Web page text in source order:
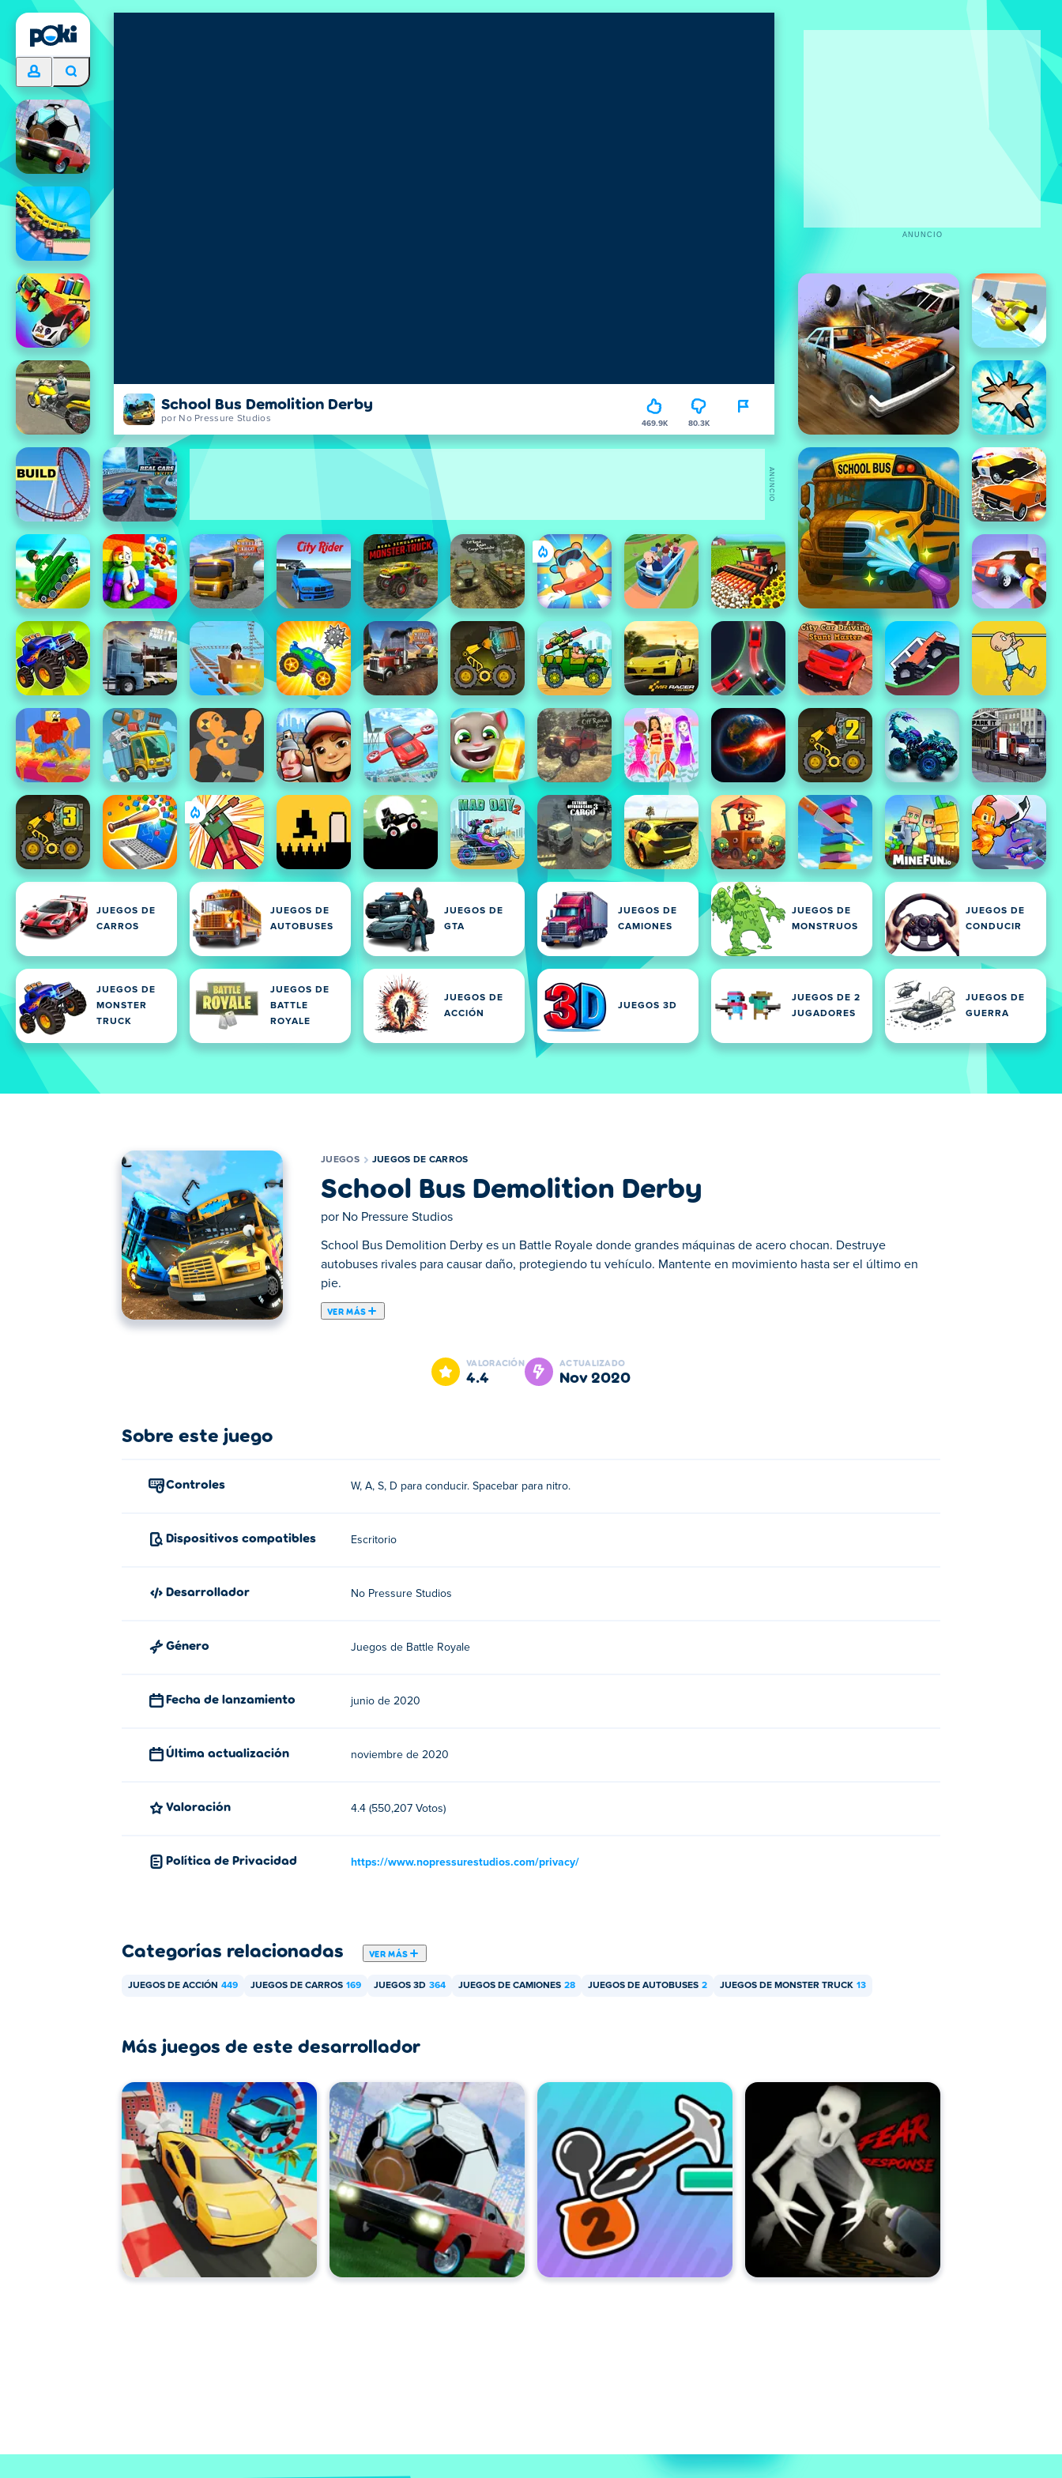
School Bus Demolition Derby
por No Pressure Studios 469.9K 80.3K
JUEGOS DE
CARROS
JUEGOS DE
AUTOBUSES
JUEGOS DE
GTA
JUEGOS DE
CAMIONES
JUEGOS DE
MONSTRUOS
JUEGOS DE
CONDUCIR
JUEGOS DE
MONSTER
TRUCK
JUEGOS DE
BATTLE
ROYALE
JUEGOS DE
ACCIÓN
JUEGOS 3D
JUEGOS DE 2
JUGADORES
JUEGOS DE
GUERRA
ANUNCIO
ANUNCIO
JUEGOS JUEGOS DE CARROS
School Bus Demolition Derby
por No Pressure Studios
School Bus Demolition Derby es un Battle Royale donde grandes máquinas de acero chocan. Destruye
autobuses rivales para causar daño, protegiendo tu vehículo. Mantente en movimiento hasta ser el último en
pie.
VER MÁS
Aquí puedes jugar a School Bus Demolition Derby. School Bus Demolition Derby es uno de nuestros Juegos de Carros seleccionados.
VALORACIÓN
4.4
ACTUALIZADO
nov 2020
Sobre este juego
Controles W, A, S, D para conducir. Spacebar para nitro.
Dispositivos compatibles Escritorio
Desarrollador No Pressure Studios
Género Juegos de Battle Royale
Fecha de lanzamiento junio de 2020
Última actualización noviembre de 2020
Valoración 4.4 (550,207 Votos)
Política de Privacidad https://www.nopressurestudios.com/privacy/
Categorías relacionadas VER MÁS
JUEGOS DE ACCIÓN 449 JUEGOS DE CARROS 169 JUEGOS 3D 364 JUEGOS DE CAMIONES 28 JUEGOS DE AUTOBUSES 2 JUEGOS DE MONSTER TRUCK 13
Más juegos de este desarrollador